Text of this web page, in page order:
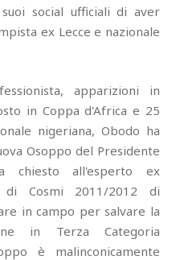
social ufficiali di aver
ex Lecce e nazionale
apparizioni in
in Coppa d'Africa e 25
nigeriana, Obodo ha
Osoppo del Presidente
chiesto all'esperto ex
di Cosmi 2011/2012 di
in campo per salvare la
in Terza Categoria
è malinconicamente